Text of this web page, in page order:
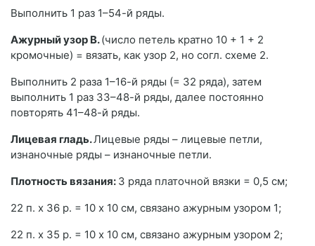
Выполнить 1 раз 1–54-й ряды.
Ажурный узор В.(число петель кратно 10 + 1 + 2
кромочные) = вязать, как узор 2, но согл. схеме 2.
Выполнить 2 раза 1–16-й ряды (= 32 ряда), затем
выполнить 1 раз 33–48-й ряды, далее постоянно
повторять 41–48-й ряды.
Лицевая гладь.Лицевые ряды – лицевые петли,
изнаночные ряды – изнаночные петли.
Плотность вязания: 3 ряда платочной вязки = 0,5 см;
22 п. х 36 р. = 10 x 10 см, связано ажурным узором 1;
22 п. х 35 р. = 10 x 10 см, связано ажурным узором 2;